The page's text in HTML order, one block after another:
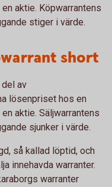
aktie. Köpwarrantens
stiger i värde.
short
av
lösenpriset hos en
aktie. Säljwarrantens
sjunker i värde.
så kallad löptid, och
innehavda warranter.
warranter